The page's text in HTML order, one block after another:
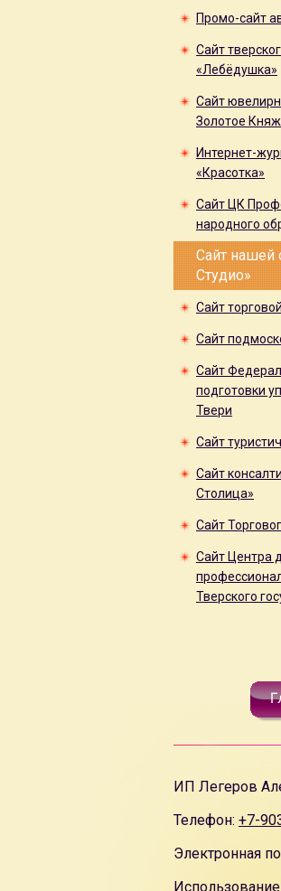
Промо-сайт
Сайт
«Лебёдушка»
Сайт
Золотое
Интернет-
«Красотка»
Сайт ЦК
народного
Сайт нашей
Студио»
Сайт
Сайт
Сайт
подготовки
Твери
Сайт
Сайт
Столица»
Сайт
Сайт Центра
Тверского
ИП Легеров
Телефон: +7-
Электронная